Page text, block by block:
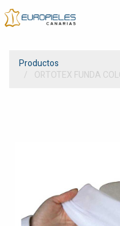
Productos
ORTOTEX FUNDA